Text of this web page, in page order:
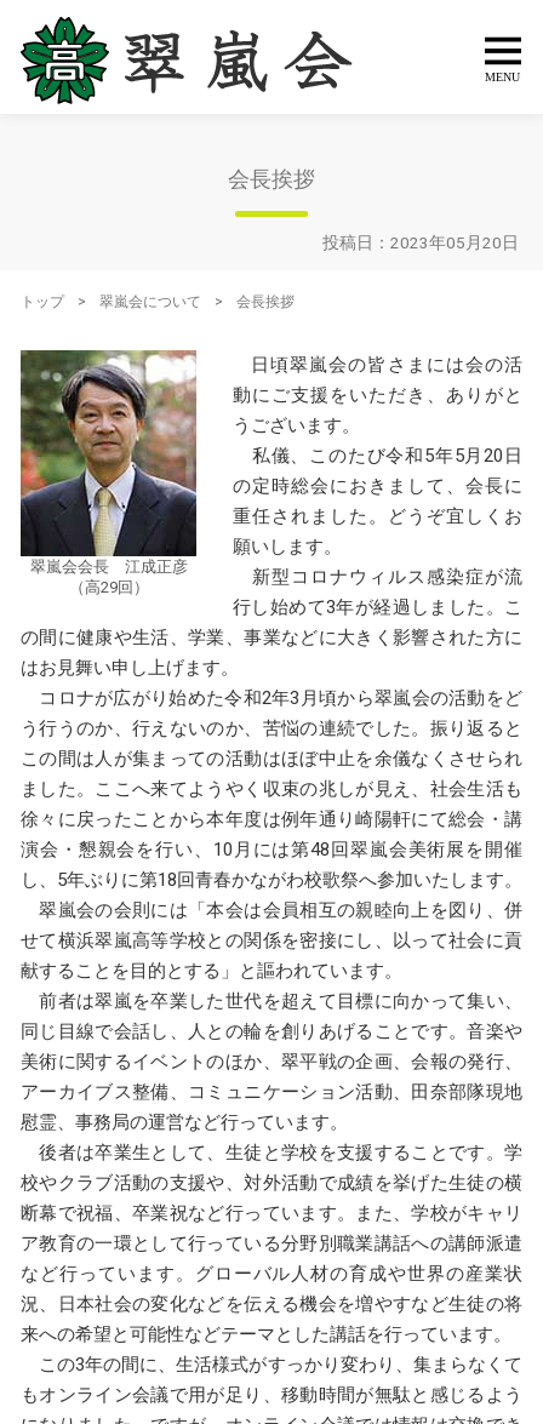
投稿日：2023年05月20日
会長挨拶
トップ > 翠嵐会について > 会長挨拶
翠嵐会会長 江成正彦
（高29回）
日頃翠嵐会の皆さまには会の活
動にご支援をいただき、ありがと
うございます。
私儀、このたび令和5年5月20日
の定時総会におきまして、会長に
重任されました。どうぞ宜しくお
願いします。
新型コロナウィルス感染症が流
行し始めて3年が経過しました。こ
の間に健康や生活、学業、事業などに大きく影響された方に
はお見舞い申し上げます。
コロナが広がり始めた令和2年3月頃から翠嵐会の活動をど
う行うのか、行えないのか、苦悩の連続でした。振り返ると
この間は人が集まっての活動はほぼ中止を余儀なくさせられ
ました。ここへ来てようやく収束の兆しが見え、社会生活も
徐々に戻ったことから本年度は例年通り崎陽軒にて総会・講
演会・懇親会を行い、10月には第48回翠嵐会美術展を開催
し、5年ぶりに第18回青春かながわ校歌祭へ参加いたします。
翠嵐会の会則には「本会は会員相互の親睦向上を図り、併
せて横浜翠嵐高等学校との関係を密接にし、以って社会に貢
献することを目的とする」と謳われています。
前者は翠嵐を卒業した世代を超えて目標に向かって集い、
同じ目線で会話し、人との輪を創りあげることです。音楽や
美術に関するイベントのほか、翠平戦の企画、会報の発行、
アーカイブス整備、コミュニケーション活動、田奈部隊現地
慰霊、事務局の運営など行っています。
後者は卒業生として、生徒と学校を支援することです。学
校やクラブ活動の支援や、対外活動で成績を挙げた生徒の横
断幕で祝福、卒業祝など行っています。また、学校がキャリ
ア教育の一環として行っている分野別職業講話への講師派遣
など行っています。グローバル人材の育成や世界の産業状
況、日本社会の変化などを伝える機会を増やすなど生徒の将
来への希望と可能性などテーマとした講話を行っています。
この3年の間に、生活様式がすっかり変わり、集まらなくて
もオンライン会議で用が足り、移動時間が無駄と感じるよう